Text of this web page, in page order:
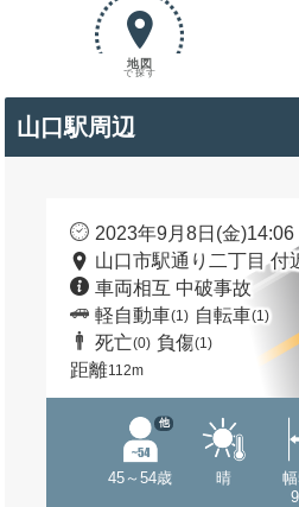
地図
で探す
山口駅周辺
2023年9月8日(金)14:06
山口市駅通り二丁目 付
車両相互 中破事故
軽自動車(1) 自転車(1)
死亡(0) 負傷(1)
距離112m
45～54歳
他
晴